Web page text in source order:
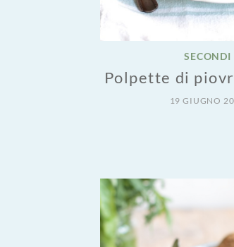
SECONDI
Polpette di
19 GIUGNO